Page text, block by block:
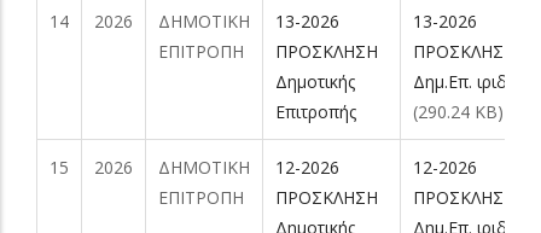
14 2026
ΔΗΜΟΤΙΚΗ
ΕΠΙΤΡΟΠΗ
13-2026
ΠΡΟΣΚΛΗΣΗ
Δημοτικής
Επιτροπής
13-2026
ΠΡΟΣΚΛΗΣΗ
Δημ.Επ.
(290.24 KB)
15 2026
ΔΗΜΟΤΙΚΗ
ΕΠΙΤΡΟΠΗ
12-2026
ΠΡΟΣΚΛΗΣΗ
Δημοτικής
12-2026
ΠΡΟΣΚΛΗΣΗ
Δημ.Επ.